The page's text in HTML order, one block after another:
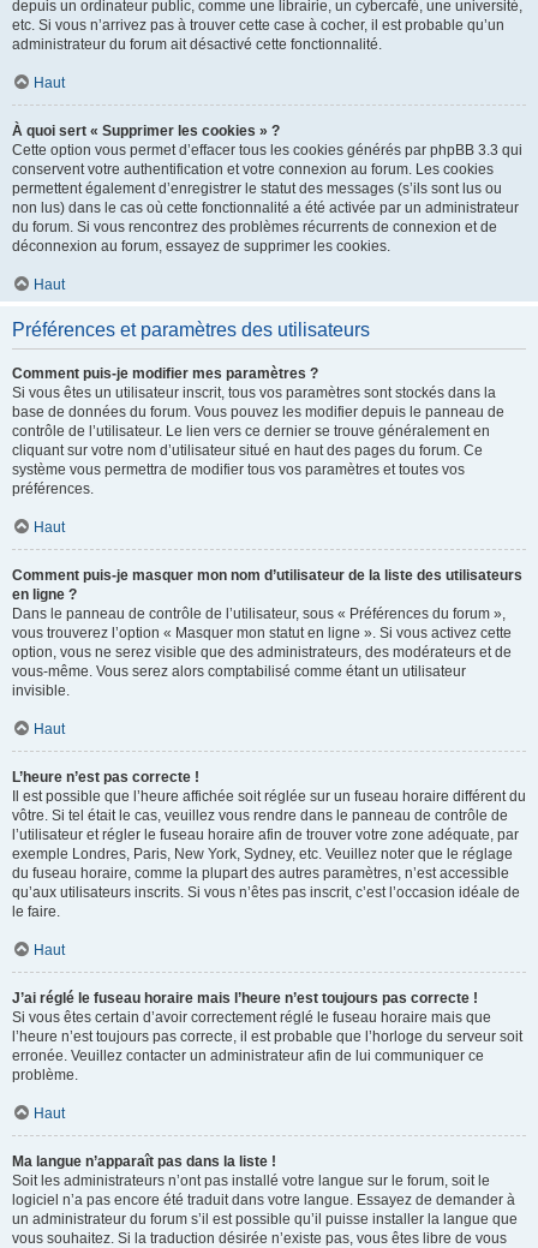
depuis un ordinateur public, comme une librairie, un cybercafé, une université,
etc. Si vous n’arrivez pas à trouver cette case à cocher, il est probable qu’un
administrateur du forum ait désactivé cette fonctionnalité.
Haut
À quoi sert « Supprimer les cookies » ?
Cette option vous permet d’effacer tous les cookies générés par phpBB 3.3 qui
conservent votre authentification et votre connexion au forum. Les cookies
permettent également d’enregistrer le statut des messages (s’ils sont lus ou
non lus) dans le cas où cette fonctionnalité a été activée par un administrateur
du forum. Si vous rencontrez des problèmes récurrents de connexion et de
déconnexion au forum, essayez de supprimer les cookies.
Haut
Préférences et paramètres des utilisateurs
Comment puis-je modifier mes paramètres ?
Si vous êtes un utilisateur inscrit, tous vos paramètres sont stockés dans la
base de données du forum. Vous pouvez les modifier depuis le panneau de
contrôle de l’utilisateur. Le lien vers ce dernier se trouve généralement en
cliquant sur votre nom d’utilisateur situé en haut des pages du forum. Ce
système vous permettra de modifier tous vos paramètres et toutes vos
préférences.
Haut
Comment puis-je masquer mon nom d’utilisateur de la liste des utilisateurs
en ligne ?
Dans le panneau de contrôle de l’utilisateur, sous « Préférences du forum »,
vous trouverez l’option « Masquer mon statut en ligne ». Si vous activez cette
option, vous ne serez visible que des administrateurs, des modérateurs et de
vous-même. Vous serez alors comptabilisé comme étant un utilisateur
invisible.
Haut
L’heure n’est pas correcte !
Il est possible que l’heure affichée soit réglée sur un fuseau horaire différent du
vôtre. Si tel était le cas, veuillez vous rendre dans le panneau de contrôle de
l’utilisateur et régler le fuseau horaire afin de trouver votre zone adéquate, par
exemple Londres, Paris, New York, Sydney, etc. Veuillez noter que le réglage
du fuseau horaire, comme la plupart des autres paramètres, n’est accessible
qu’aux utilisateurs inscrits. Si vous n’êtes pas inscrit, c’est l’occasion idéale de
le faire.
Haut
J’ai réglé le fuseau horaire mais l’heure n’est toujours pas correcte !
Si vous êtes certain d’avoir correctement réglé le fuseau horaire mais que
l’heure n’est toujours pas correcte, il est probable que l’horloge du serveur soit
erronée. Veuillez contacter un administrateur afin de lui communiquer ce
problème.
Haut
Ma langue n’apparaît pas dans la liste !
Soit les administrateurs n’ont pas installé votre langue sur le forum, soit le
logiciel n’a pas encore été traduit dans votre langue. Essayez de demander à
un administrateur du forum s’il est possible qu’il puisse installer la langue que
vous souhaitez. Si la traduction désirée n’existe pas, vous êtes libre de vous